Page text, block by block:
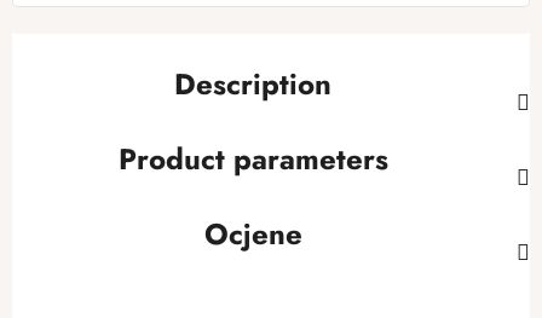
Description
Product parameters
Ocjene